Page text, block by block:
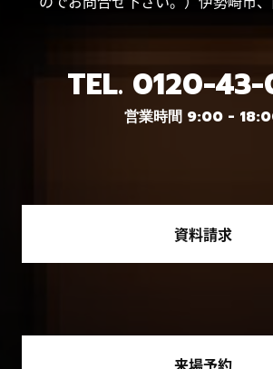
TEL. 0120-
営業時間 9:00 -
資料請求
来場予約